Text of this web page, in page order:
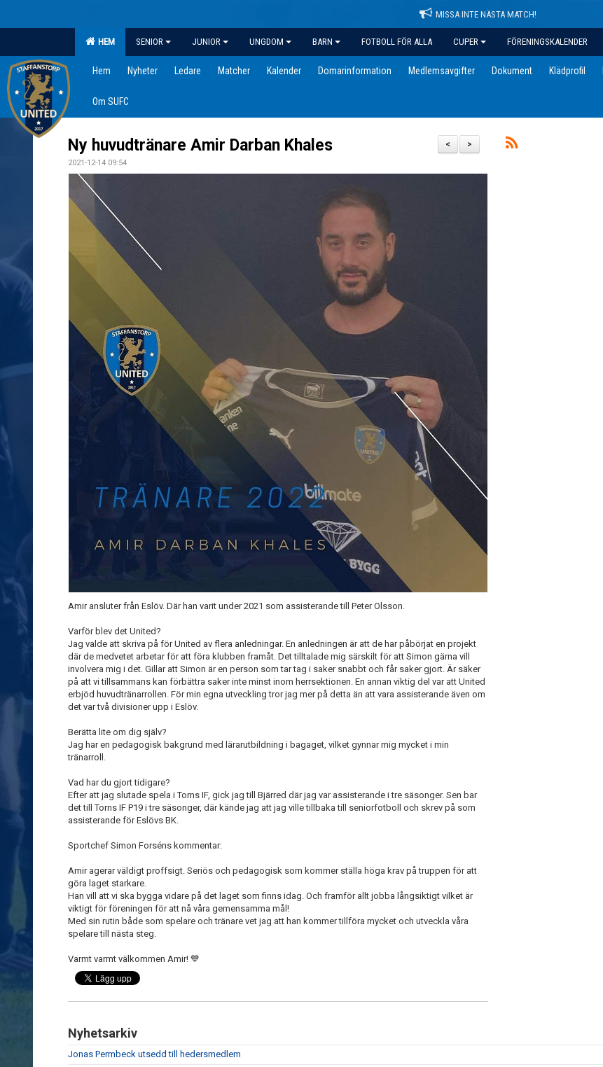
MISSA INTE NÄSTA MATCH!
HEM SENIOR JUNIOR UNGDOM BARN FOTBOLL FÖR ALLA CUPER FÖRENINGSKALENDER
Hem Nyheter Ledare Matcher Kalender Domarinformation Medlemsavgifter Dokument Klädprofil
Om SUFC
>
<
Ny huvudtränare Amir Darban Khales
2021-12-14 09:54
Amir ansluter från Eslöv. Där han varit under 2021 som assisterande till Peter Olsson.
Varför blev det United?
Jag valde att skriva på för United av flera anledningar. En anledningen är att de har påbörjat en projekt
där de medvetet arbetar för att föra klubben framåt. Det tilltalade mig särskilt för att Simon gärna vill
involvera mig i det. Gillar att Simon är en person som tar tag i saker snabbt och får saker gjort. Är säker
på att vi tillsammans kan förbättra saker inte minst inom herrsektionen. En annan viktig del var att United
erbjöd huvudtränarrollen. För min egna utveckling tror jag mer på detta än att vara assisterande även om
det var två divisioner upp i Eslöv.
Berätta lite om dig själv?
Jag har en pedagogisk bakgrund med lärarutbildning i bagaget, vilket gynnar mig mycket i min
tränarroll.
Vad har du gjort tidigare?
Efter att jag slutade spela i Torns IF, gick jag till Bjärred där jag var assisterande i tre säsonger. Sen bar
det till Torns IF P19 i tre säsonger, där kände jag att jag ville tillbaka till seniorfotboll och skrev på som
assisterande för Eslövs BK.
Sportchef Simon Forséns kommentar:
Amir agerar väldigt proffsigt. Seriös och pedagogisk som kommer ställa höga krav på truppen för att
göra laget starkare.
Han vill att vi ska bygga vidare på det laget som finns idag. Och framför allt jobba långsiktigt vilket är
viktigt för föreningen för att nå våra gemensamma mål!
Med sin rutin både som spelare och tränare vet jag att han kommer tillföra mycket och utveckla våra
spelare till nästa steg.
Varmt varmt välkommen Amir! 💙
Nyhetsarkiv
Jonas Permbeck utsedd till hedersmedlem